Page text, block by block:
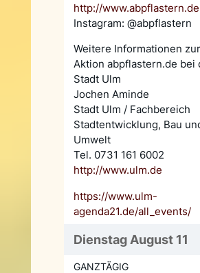
http://www.abpflastern.de
Instagram: @abpflastern
Weitere Informationen zur
Aktion abpflastern.de bei
Stadt Ulm
Jochen Aminde
Stadt Ulm / Fachbereich
Stadtentwicklung, Bau
Umwelt
Tel. 0731 161 6002
http://www.ulm.de
https://www.ulm-
agenda21.de/all_events/
Dienstag August 11
GANZTÄGIG